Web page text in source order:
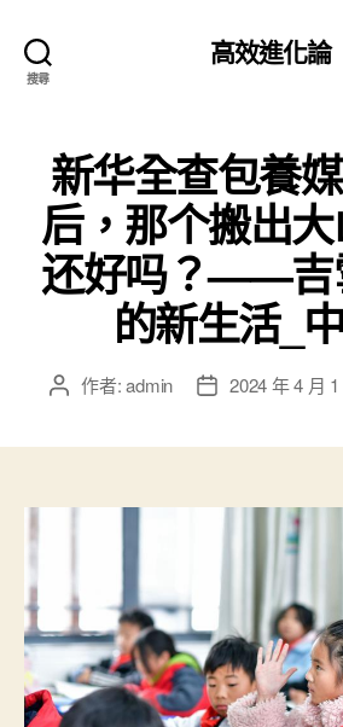
搜尋
高效進化論
新华全查包養
后，那个搬出
还好吗？——吉
的新生活_
文 作者:admin
文 2024 年 4 月 1